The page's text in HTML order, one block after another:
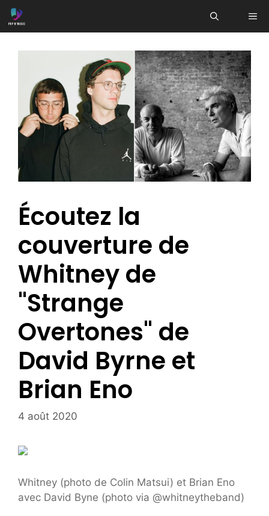
Aller
au
Écoutez la
couverture de
Whitney de
"Strange
Overtones" de
David Byrne et
Brian Eno
4 août 2020
Whitney (photo de Colin Matsui) et Brian Eno
avec David Byne (photo via @whitneytheband)